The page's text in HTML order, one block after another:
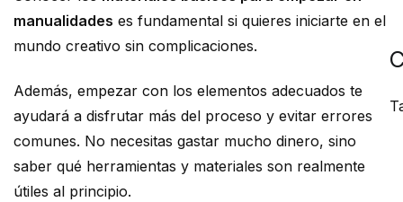
manualidades es fundamental si quieres iniciarte en el
mundo creativo sin complicaciones.
Además, empezar con los elementos adecuados te
ayudará a disfrutar más del proceso y evitar errores
comunes. No necesitas gastar mucho dinero, sino
saber qué herramientas y materiales son realmente
útiles al principio.